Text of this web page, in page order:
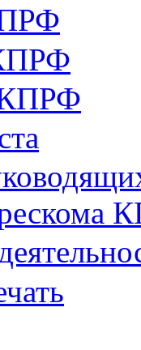
КПРФ
рескома